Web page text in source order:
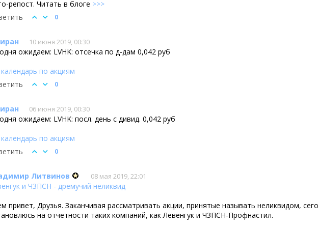
репост. Читать в блоге >>>
0
10 июня 2019, 00:30
ожидаем: LVHK: отсечка по д-дам 0,042 руб
календарь по акциям
0
06 июня 2019, 00:30
ожидаем: LVHK: посл. день с дивид. 0,042 руб
календарь по акциям
0
Литвинов 08 мая 2019, 22:01
и ЧЗПСН - дремучий неликвид
привет, Друзья. Заканчивая рассматривать акции, принятые называть неликвидом,
на отчетности таких компаний, как Левенгук и ЧЗПСН-Профнастил.